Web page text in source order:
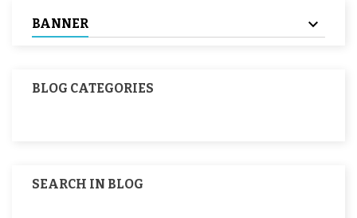
BANNER
BLOG CATEGORIES
SEARCH IN BLOG